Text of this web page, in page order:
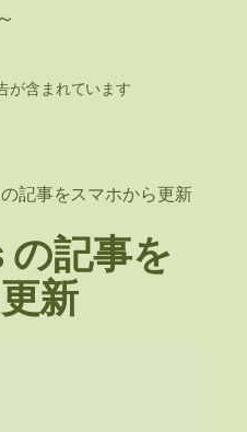
が含まれています
記事をスマホから更新
記事を
新